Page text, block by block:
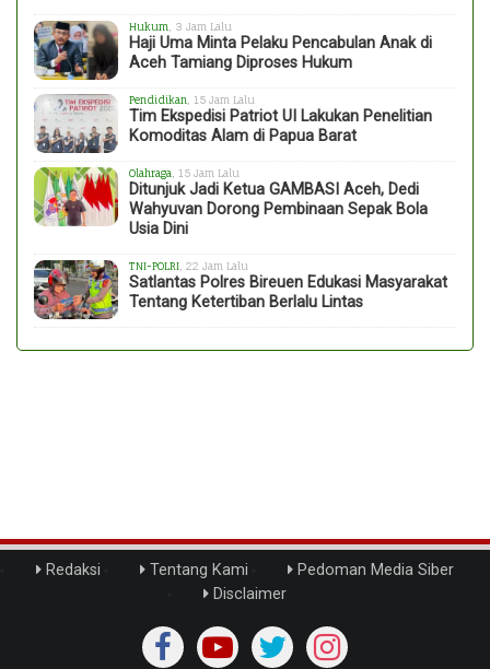
Hukum , 3 Jam Lalu
Haji Uma Minta Pelaku Pencabulan Anak di
Aceh Tamiang Diproses Hukum
Pendidikan , 15 Jam Lalu
Tim Ekspedisi Patriot UI Lakukan Penelitian
Komoditas Alam di Papua Barat
Olahraga , 15 Jam Lalu
Ditunjuk Jadi Ketua GAMBASI Aceh, Dedi
Wahyuvan Dorong Pembinaan Sepak Bola
Usia Dini
TNI-POLRI , 22 Jam Lalu
Satlantas Polres Bireuen Edukasi Masyarakat
Tentang Ketertiban Berlalu Lintas
Redaksi Tentang Kami
Pedoman Media Siber
Disclaimer